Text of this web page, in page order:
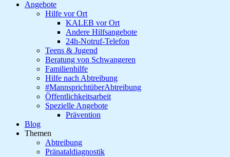
Angebote
Hilfe vor Ort
KALEB vor Ort
Andere Hilfsangebote
24h-Notruf-Telefon
Teens & Jugend
Beratung von Schwangeren
Familienhilfe
Hilfe nach Abtreibung
#MannsprichtüberAbtreibung
Öffentlichkeitsarbeit
Spezielle Angebote
Prävention
Blog
Themen
Abtreibung
Pränataldiagnostik